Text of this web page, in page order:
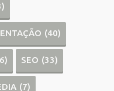
(40)
SEO (33)
(7)